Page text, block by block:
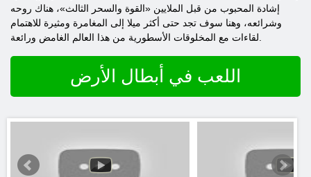
إشادة المحبوب من قبل الملايين «القوة والسحر الثالث»، هناك روحه
وشرائعه، وهنا سوف تجد حتى أكثر ميلا إلى المغامرة ومثيرة للاهتمام
اللعب في أبطال الأرض